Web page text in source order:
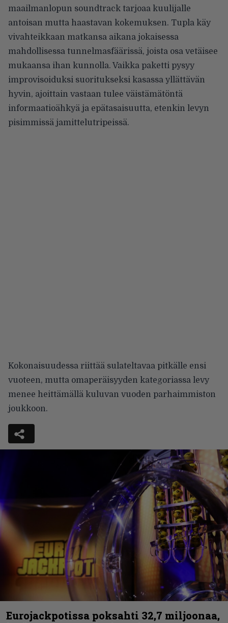
maailmanlopun soundtrack tarjoaa kuulijalle
antoisan mutta haastavan kokemuksen. Tupla käy
vivahteikkaan matkansa aikana jokaisessa
mahdollisessa tunnelmasfäärissä, joista osa vetäisee
mukaansa ihan kunnolla. Vaikka paketti pysyy
improvisoiduksi suoritukseksi kasassa yllättävän
hyvin, ajoittain vastaan tulee väistämätöntä
informaatioähkyä ja epätasaisuutta, etenkin levyn
pisimmissä jamittelutripeissä.
Kokonaisuudessa riittää sulateltavaa pitkälle ensi
vuoteen, mutta omaperäisyyden kategoriassa levy
menee heittämällä kuluvan vuoden parhaimmiston
joukkoon.
Eurojackpotissa poksahti 32,7 miljoonaa,